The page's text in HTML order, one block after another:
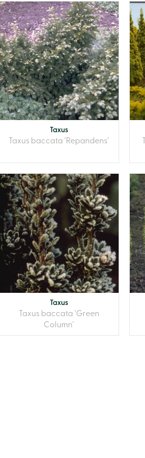
Taxus
Taxus baccata 'Repandens'
Taxus
Taxus baccata 'Green
Column'